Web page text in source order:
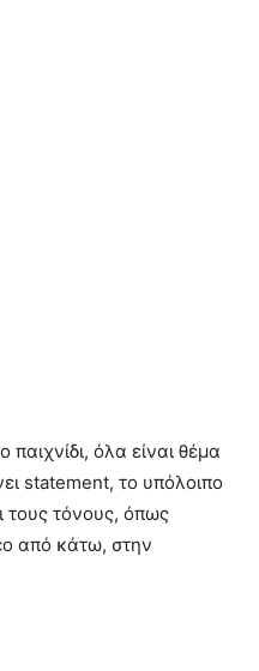
όλα είναι θέμα
statement, το υπόλοιπο
τους τόνους, όπως
από κάτω, στην